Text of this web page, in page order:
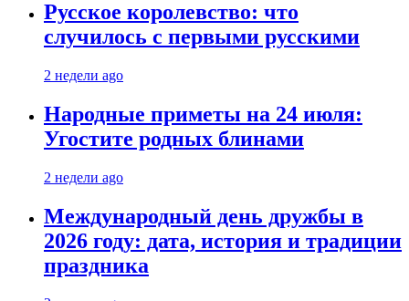
Русское королевство: что
случилось с первыми русскими
2 недели ago
Народные приметы на 24 июля:
Угостите родных блинами
2 недели ago
Международный день дружбы в
2026 году: дата, история и традиции
праздника